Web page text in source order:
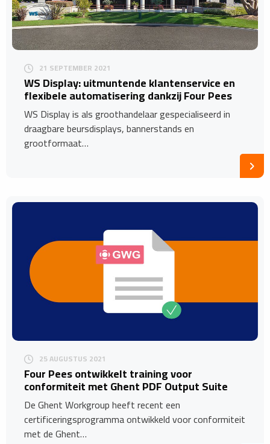
21 SEPTEMBER 2021
WS Display: uitmuntende klantenservice en
flexibele automatisering dankzij Four Pees
WS Display is als groothandelaar gespecialiseerd in
draagbare beursdisplays, bannerstands en
grootformaat…
25 AUGUSTUS 2021
Four Pees ontwikkelt training voor
conformiteit met Ghent PDF Output Suite
De Ghent Workgroup heeft recent een
certificeringsprogramma ontwikkeld voor conformiteit
met de Ghent…